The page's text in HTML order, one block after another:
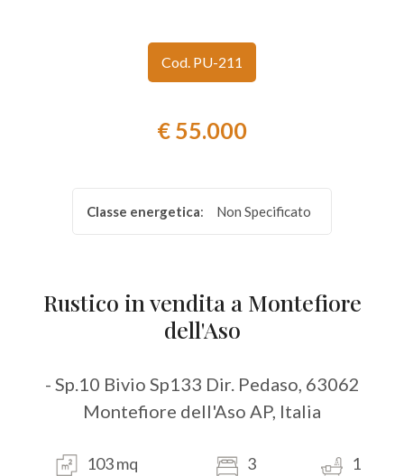
Cod. PU-211
€ 55.000
Classe energetica: Non Specificato
Rustico in vendita a Montefiore
dell'Aso
- Sp.10 Bivio Sp133 Dir. Pedaso, 63062
Montefiore dell'Aso AP, Italia
103 mq 3 1
multiscelta
Residenziali